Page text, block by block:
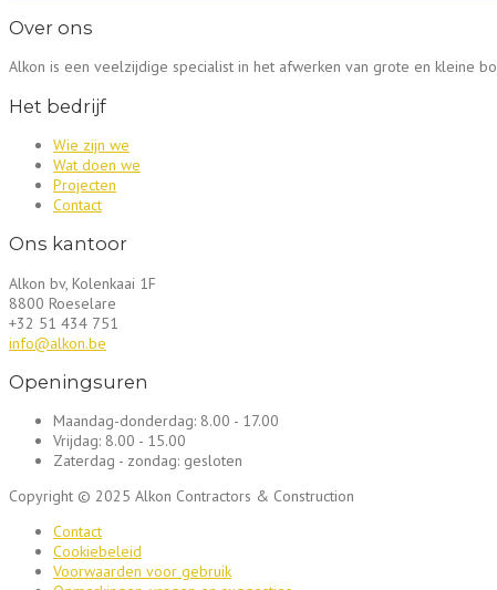
Over ons
Alkon is een veelzijdige specialist in het afwerken van grote en kleine
Het bedrijf
Wie zijn we
Wat doen we
Projecten
Contact
Ons kantoor
Alkon bv, Kolenkaai 1F
8800 Roeselare
+32 51 434 751
info@alkon.be
Openingsuren
Maandag-donderdag: 8.00 - 17.00
Vrijdag: 8.00 - 15.00
Zaterdag - zondag: gesloten
Copyright © 2025 Alkon Contractors & Construction
Contact
Cookiebeleid
Voorwaarden voor gebruik